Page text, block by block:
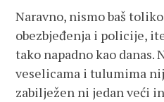
Naravno, nismo baš
obezbjeđenja i policije,
tako napadno kao danas.
veselicama i tulumima
zabilježen ni jedan veći